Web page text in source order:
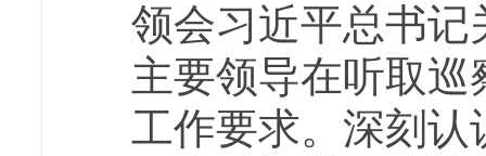
领会习近平总书
主要领导在听取
工作要求。深刻